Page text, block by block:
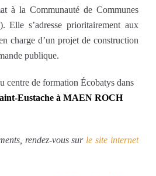
à la Communauté de Communes
Elle s’adresse prioritairement aux
charge d’un projet de construction
publique.
centre de formation Écobatys dans
Eustache à MAEN ROCH
rendez-vous sur le site internet